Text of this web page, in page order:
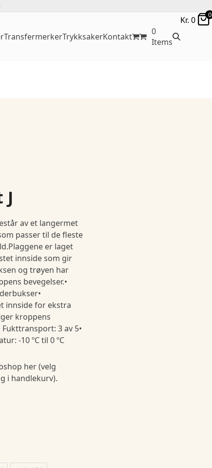
TransfermerkerTrykksakerKontakt
0
Items
Kr. 0 0
av et langermet
passer til de fleste
er laget
innside som gir
og trøyen har
bevegelser.•
innside for ekstra
kroppens
3 av 5•
-10 ºC til 0 ºC
her (velg
i handlekurv).